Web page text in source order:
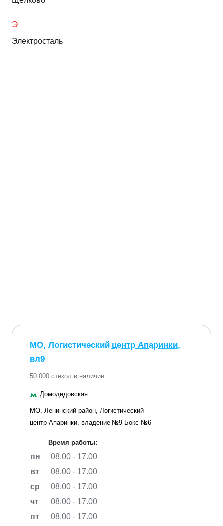
Э
Электросталь
МО, Логистический центр Апаринки,
вл9
50 000 стекол в наличии
Домодедовская
МО, Ленинский район, Логистический
центр Апаринки, владение №9 Бокс №6
Время работы:
пн
08.00 - 17.00
вт
08.00 - 17.00
ср
08.00 - 17.00
чт
08.00 - 17.00
пт
08.00 - 17.00